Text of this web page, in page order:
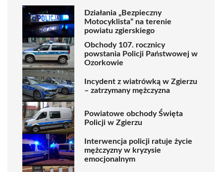
Działania „Bezpieczny
Motocyklista” na terenie
powiatu zgierskiego
Obchody 107. rocznicy
powstania Policji Państwowej w
Ozorkowie
Incydent z wiatrówką w Zgierzu
– zatrzymany mężczyzna
Powiatowe obchody Święta
Policji w Zgierzu
Interwencja policji ratuje życie
mężczyzny w kryzysie
emocjonalnym